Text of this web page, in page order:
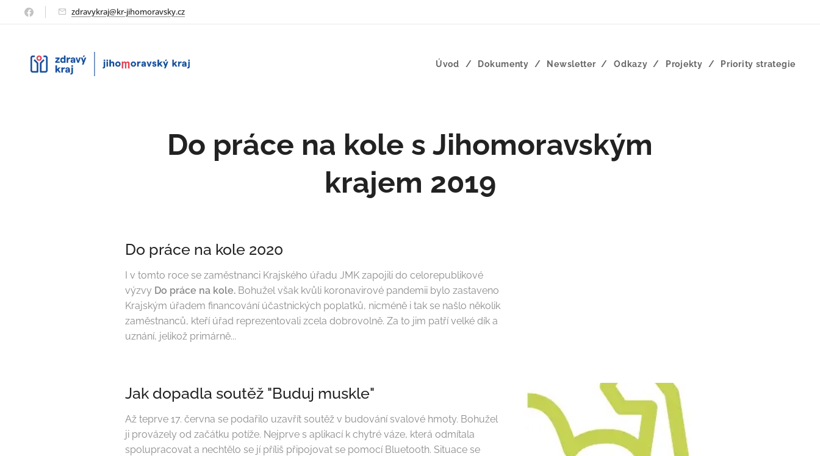
zdravykraj@kr-jihomoravsky.cz
Úvod Dokumenty Newsletter Odkazy Projekty Priority strategie
Do práce na kole s Jihomoravským
krajem 2019
Do práce na kole 2020
I v tomto roce se zaměstnanci Krajského úřadu JMK zapojili do celorepublikové
výzvy Do práce na kole. Bohužel však kvůli koronavirové pandemii bylo zastaveno
Krajským úřadem financování účastnických poplatků, nicméně i tak se našlo několik
zaměstnanců, kteří úřad reprezentovali zcela dobrovolně. Za to jim patří velké dík a
uznání, jelikož primárně...
Jak dopadla soutěž "Buduj muskle"
Až teprve 17. června se podařilo uzavřít soutěž v budování svalové hmoty. Bohužel
ji provázely od začátku potíže. Nejprve s aplikací k chytré váze, která odmítala
spolupracovat a nechtělo se jí příliš připojovat se pomocí Bluetooth. Situace se